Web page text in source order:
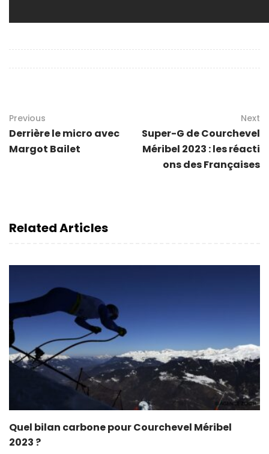
Previous
Derrière le micro avec
Margot Bailet
Next
Super-G de Courchevel
Méribel 2023 : les réacti
ons des Françaises
Related Articles
Quel bilan carbone pour Courchevel Méribel
2023 ?